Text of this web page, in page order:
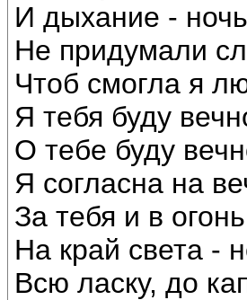
И дыхание -
Не придумали
Чтоб смогла я
Я тебя буду
О тебе буду
Я согласна на
За тебя и в
На край света -
Всю ласку, до